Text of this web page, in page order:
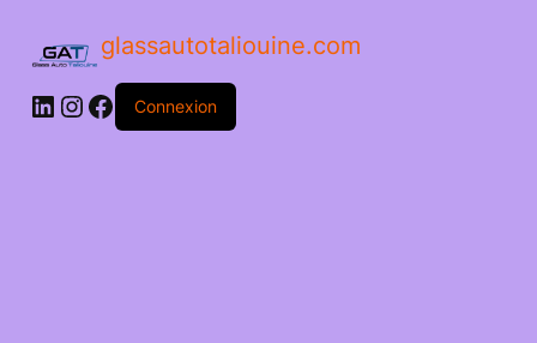
glassautotaliouine.com
Connexion